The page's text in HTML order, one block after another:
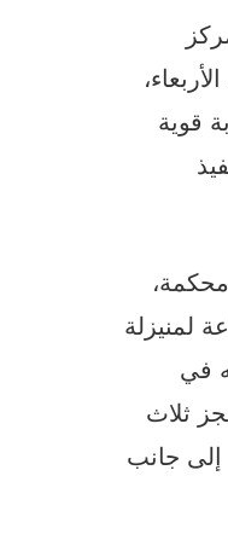
قوية
لمنيزلة
في
ثلاث
“النفحة”، إلى جانب